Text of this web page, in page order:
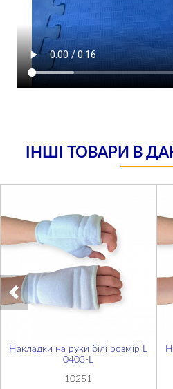
ІНШІ ТОВАРИ В
Накладки на руки білі розмір L
0403-L
10251